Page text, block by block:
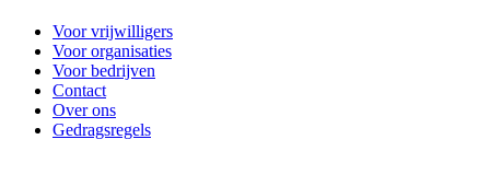
Voor vrijwilligers
Voor organisaties
Voor bedrijven
Contact
Over ons
Gedragsregels